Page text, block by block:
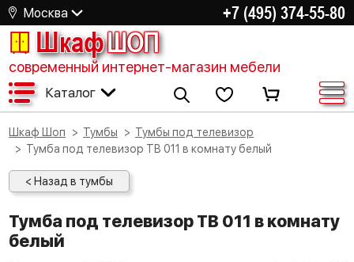
Москва +7 (495) 374-55-80
ШкафШОП
современный интернет-магазин мебели
Каталог
Шкаф Шоп Тумбы
Тумбы под телевизор
Тумба под телевизор ТВ 011 в комнату белый
< Назад в тумбы
Тумба под телевизор ТВ 011 в комнату
белый